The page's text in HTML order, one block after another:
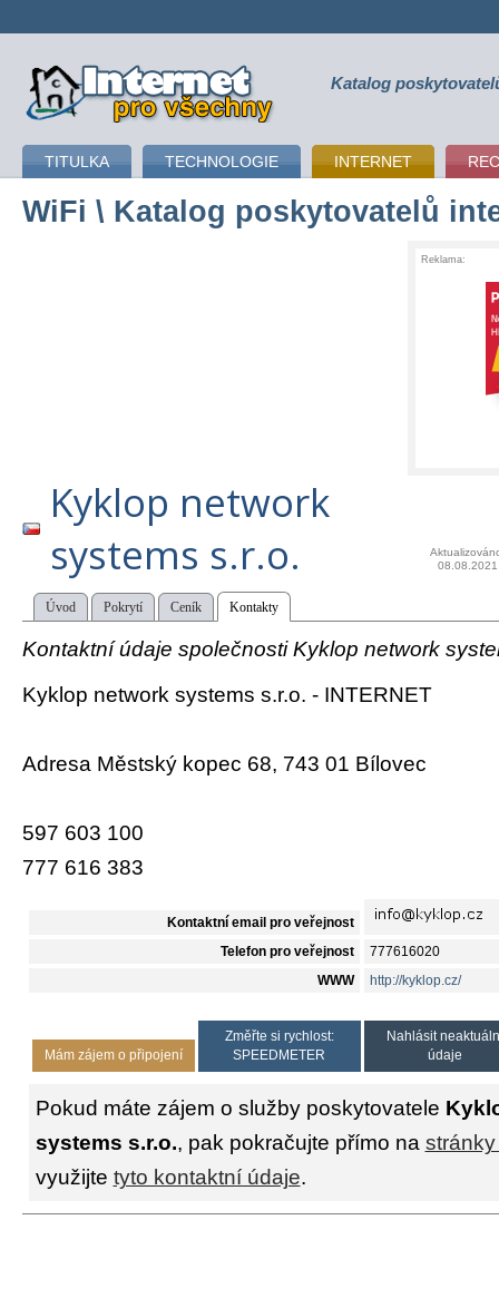
připojení k internetu Katalog
TITULKA TECHNOLOGIE INTERNET
WiFi \ Katalog poskytovatelů
Reklama:
Kyklop network
systems s.r.o.
08.08.2021
Úvod Pokrytí Ceník Kontakty
Kontaktní údaje společnosti Kyklop network
Kyklop network systems s.r.o. - INTERNET
Adresa Městský kopec 68, 743 01 Bílovec
597 603 100
777 616 383
Kontaktní email pro veřejnost
Telefon pro veřejnost 777616020
WWW http://kyklop.cz/
Mám zájem o připojení
Změřte si rychlost:
SPEEDMETER
Nahlásit
údaje
Pokud máte zájem o služby poskytovatele
systems s.r.o., pak pokračujte přímo na
využijte tyto kontaktní údaje.